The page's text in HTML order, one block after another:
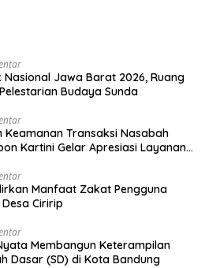
Nasional Jawa Barat 2026, Ruang
Budaya Sunda
Keamanan Transaksi Nasabah
Kartini Gelar Apresiasi Layanan
Manfaat Zakat Pengguna
Ciririp
Membangun Keterampilan
Dasar (SD) di Kota Bandung